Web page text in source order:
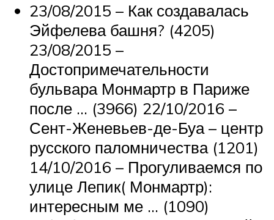
23/08/2015 – Как создавалась
Эйфелева башня? (4205)
23/08/2015 –
Достопримечательности
бульвара Монмартр в Париже
после … (3966) 22/10/2016 –
Сент-Женевьев-де-Буа – центр
русского паломничества (1201)
14/10/2016 – Прогуливаемся по
улице Лепик( Монмартр):
интересным ме … (1090)